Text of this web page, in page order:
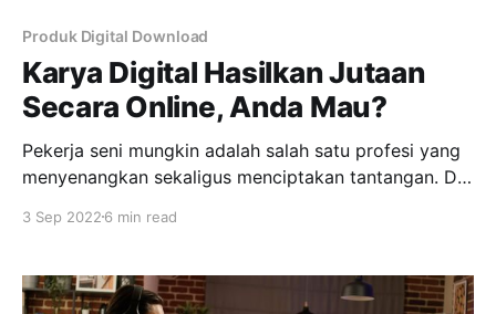
Produk Digital Download
Karya Digital Hasilkan Jutaan
Secara Online, Anda Mau?
Pekerja seni mungkin adalah salah satu profesi yang
menyenangkan sekaligus menciptakan tantangan. Di
nafkah secara online. Ibaratnya, mereka melakukan
yang dipadukan platform jualan online, menjadi
senjata ampuh bagi seniman digital terus berkarya
3 Sep 2022 6 min read